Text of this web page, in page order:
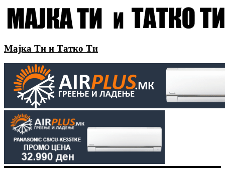
Мајка Ти и Татко Ти